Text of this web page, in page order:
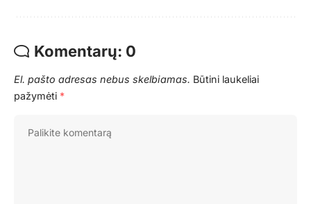
Komentarų: 0
El. pašto adresas nebus skelbiamas. Būtini laukeliai
pažymėti *